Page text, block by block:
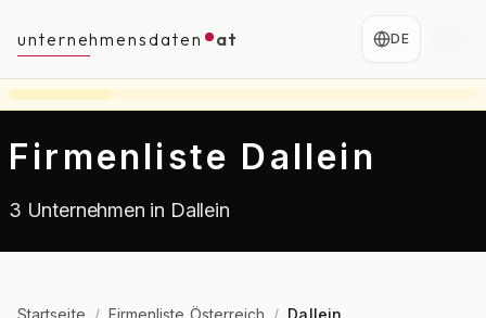
unternehmensdaten at DE
Firmenliste Dallein
3 Unternehmen in Dallein
Startseite / Firmenliste Österreich / Dallein